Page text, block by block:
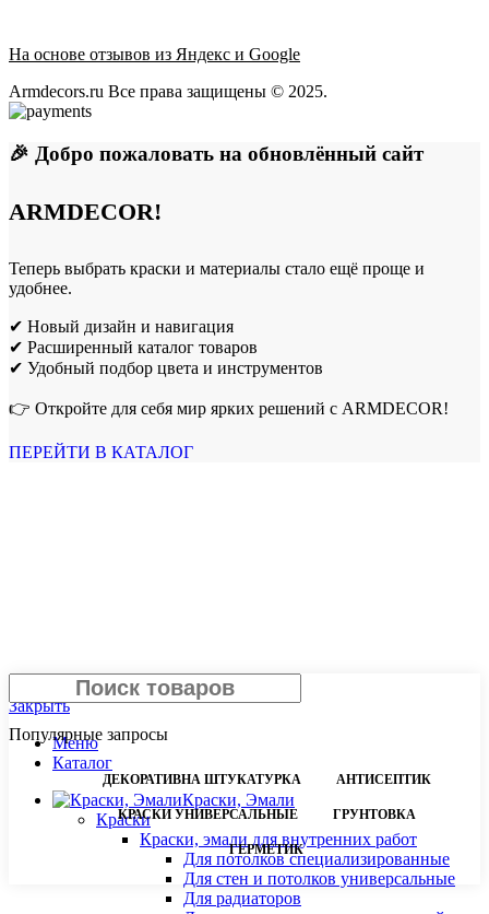
На основе отзывов из Яндекс и Google
Armdecors.ru Все права защищены © 2025. ​
🎉 Добро пожаловать на обновлённый сайт
ARMDECOR!
Теперь выбрать краски и материалы стало ещё проще и
удобнее.
✔ Новый дизайн и навигация
✔ Расширенный каталог товаров
✔ Удобный подбор цвета и инструментов
👉 Откройте для себя мир ярких решений с ARMDECOR!
ПЕРЕЙТИ В КАТАЛОГ
Популярные запросы
ДЕКОРАТИВНА ШТУКАТУРКА АНТИСЕПТИК
КРАСКИ УНИВЕРСАЛЬНЫЕ ГРУНТОВКА
ГЕРМЕТИК
Поиск
Закрыть
Меню
Каталог
Краски, Эмали
Краски
Краски, эмали для внутренних работ
Для потолков специализированные
Для стен и потолков универсальные
Для радиаторов